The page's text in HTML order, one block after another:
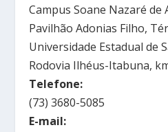
Campus Soane Nazaré de
Pavilhão Adonias Filho,
Universidade Estadual de
Rodovia Ilhéus-Itabuna,
Telefone:
(73) 3680-5085
E-mail: